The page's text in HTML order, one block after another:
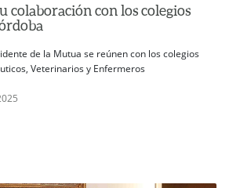
colaboración con los colegios
de la Mutua se reúnen con los colegios
Veterinarios y Enfermeros